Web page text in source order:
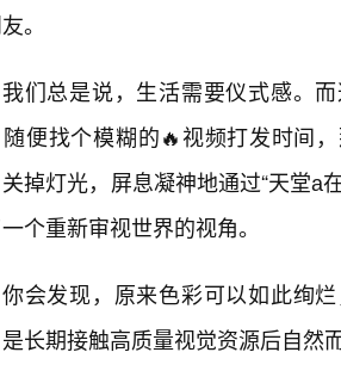
。
我们总是说，生活需要仪式感。
随便找个模糊的🔥视频打发时间
掉灯光，屏息凝神地通过“天堂а
个重新审视世界的视角。
你会发现，原来色彩可以如此绚
长期接触高质量视觉资源后自然